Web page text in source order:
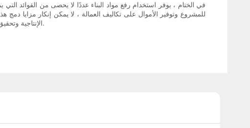
في الختام ، يوفر استخدام رفع مواد البناء عددًا لا يحصى من الفوائد
للمشروع وتوفير الأموال على تكاليف العمالة ، لا يمكن إنكار مزايا دمج
الإنتاجية وتحقيق نتائج أفضل في النهاية. فلماذا انتظر؟ استثمر في رفع مواد البناء اليوم وتجربة التأثير الإيجابي الذي يمكن أن يحدثه على مشاريعك.